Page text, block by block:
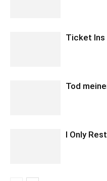
Ticket Ins
Tod
I Only